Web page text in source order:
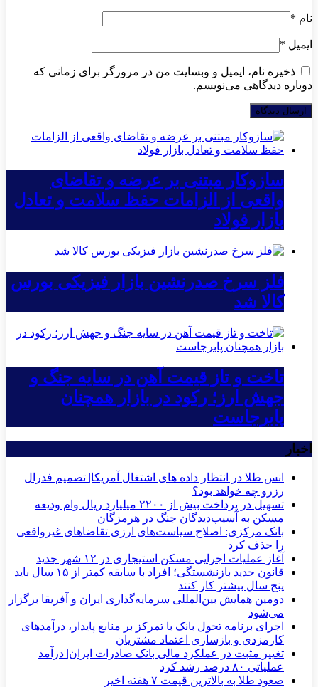
نام *
ایمیل *
ذخیره نام، ایمیل و وبسایت من در مرورگر برای زمانی که
دوباره دیدگاهی می‌نویسم.
سازوکار مبتنی بر عرضه و تقاضای
واقعی از الزامات حفظ سلامت و تعادل
بازار فولاد
فلز سرخ صدرنشین بازار فیزیکی بورس
کالا شد
تاخت و تاز قیمت آهن در سایه جنگ و
جهش ارز؛ رکود در بازار همچنان
پابرجاست
اخبار
انس طلا در انتظار داده های اشتغال آمریکا| تصمیم فدرال
رزرو چه خواهد بود؟
تسهیل در پرداخت بیش از ۲۲۰۰ میلیارد ریال وام ودیعه
مسکن به آسیب‌دیدگان جنگ در هرمزگان
بانک مرکزی: اصلاح سیاست‌های ارزی تقاضاهای غیرواقعی
را حذف کرد
آغاز عملیات اجرایی مسکن استیجاری در ۱۲ شهر جدید
قانون جدید بازنشستگی؛ افراد با سابقه کمتر از ۱۵ سال باید
پنج سال بیشتر کار کنند
دومین همایش بین‌المللی سرمایه‌گذاری ایران و آفریقا برگزار
می‌شود
اجرای برنامه تحول بانک با تمرکز بر منابع پایدار، درآمدهای
کارمزدی و بازسازی اعتماد مشتریان
تغییر مثبت در عملکرد مالی بانک صادرات ایران| درآمد
عملیاتی ۸۰ درصد رشد کرد
صعود طلا به بالاترین قیمت ۷ هفته اخیر